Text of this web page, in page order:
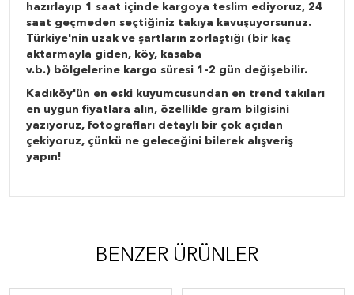
hazırlayıp 1 saat içinde kargoya teslim ediyoruz, 24
saat geçmeden seçtiğiniz takıya kavuşuyorsunuz.
Türkiye'nin uzak ve şartların zorlaştığı (bir kaç
aktarmayla giden, köy, kasaba
v.b.) bölgelerine kargo süresi 1-2 gün değişebilir.
Kadıköy'ün en eski kuyumcusundan en trend takıları
en uygun fiyatlara alın, özellikle gram bilgisini
yazıyoruz, fotografları detaylı bir çok açıdan
çekiyoruz, çünkü ne geleceğini bilerek alışveriş
yapın!
BENZER ÜRÜNLER